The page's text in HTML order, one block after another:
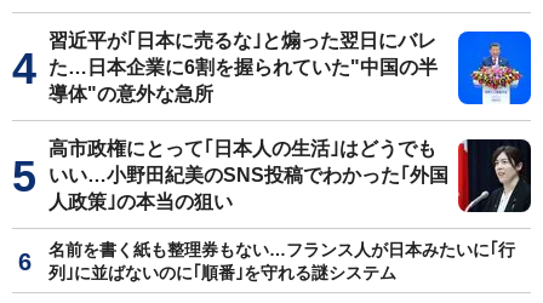
習近平が｢日本に売るな｣と煽った翌日にバレ
た…日本企業に6割を握られていた"中国の半
導体"の意外な急所
高市政権にとって｢日本人の生活｣はどうでも
いい…小野田紀美のSNS投稿でわかった｢外国
人政策｣の本当の狙い
名前を書く紙も整理券もない…フランス人が日本みたいに｢行
列｣に並ばないのに｢順番｣を守れる謎システム